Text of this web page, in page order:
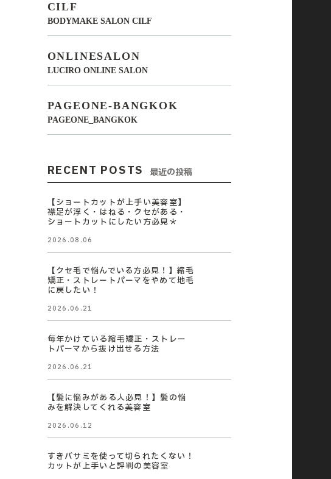
CILF
BODYMAKE SALON CILF
ONLINESALON
LUCIRO ONLINE SALON
PAGEONE-BANGKOK
PAGEONE_BANGKOK
RECENT POSTS 最近の投稿
【ショートカットが上手い美容室】
襟足が浮く・はねる・クセがある・
ショートカットにしたい方必見＊
2026.08.06
【クセ毛で悩んでいる方必見！】縮毛
矯正・ストレートパーマをやめて地毛
に戻したい！
2026.06.21
毎年かけている縮毛矯正・ストレー
トパーマから抜け出せる方法
2026.06.21
【髪に悩みがある人必見！】髪の悩
みを解決してくれる美容室
2026.06.12
すきバサミを使って切られたくない！
カットが上手いと評判の美容室